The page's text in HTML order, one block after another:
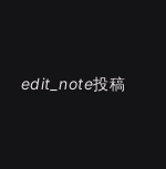
edit_note投稿